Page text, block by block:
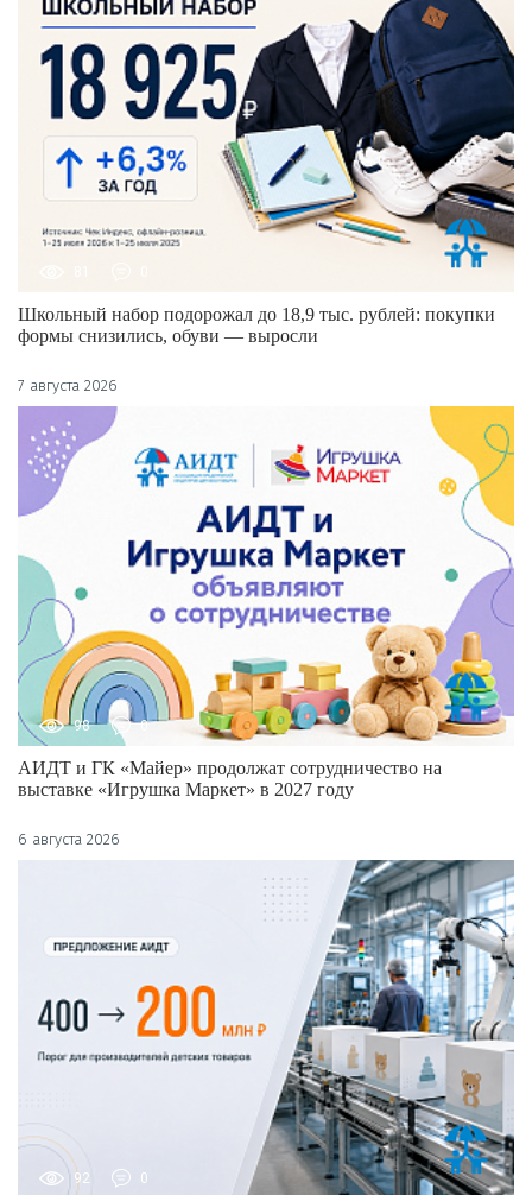
Школьный набор подорожал до 18,9 тыс. рублей: покупки
формы снизились, обуви — выросли
7 августа 2026
98 0
АИДТ и ГК «Майер» продолжат сотрудничество на
выставке «Игрушка Маркет» в 2027 году
6 августа 2026
92 0